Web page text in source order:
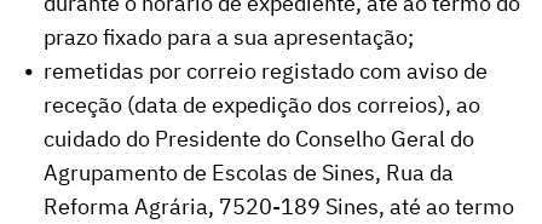
prazo fixado para a sua apresentação;
remetidas por correio registado com aviso de
receção (data de expedição dos correios), ao
cuidado do Presidente do Conselho Geral do
Agrupamento de Escolas de Sines, Rua da
Reforma Agrária, 7520-189 Sines, até ao termo